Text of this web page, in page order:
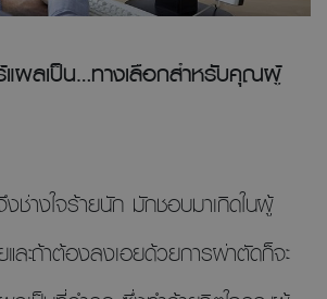
ผลเป็น…ทางเลือกสำหรับคุณผู้
งช่างใจร้ายนัก มักชอบมาเกิดในผู้
ะถ้าต้องลงเอยด้วยการผ่าตัดก็จะ